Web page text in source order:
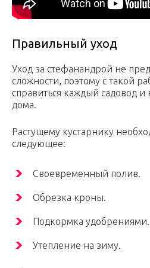
Правильный уход
Уход за стефанандрой не
сложности, поэтому с такой
справиться каждый садовод и
дома.
Растущему кустарнику
следующее:
Своевременный полив.
Обрезка кроны.
Подкормка удобрениями.
Утепление на зиму.